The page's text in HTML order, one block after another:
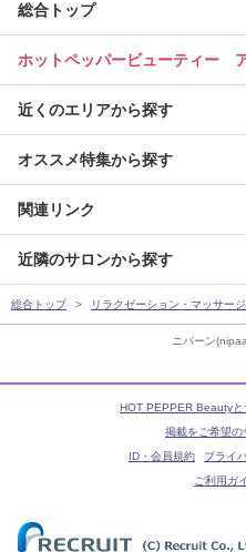
ニパーン
総合トップ
ホットペッパービューティー
近くのエリアから探す
オススメ特集から探す
関連リンク
近隣のサロンから探す
総合トップ リラクゼーション・マッサー
HOT PEPPER Beautyと
掲載をご希望の
ID・会員規約
プライ
ご利用ガ